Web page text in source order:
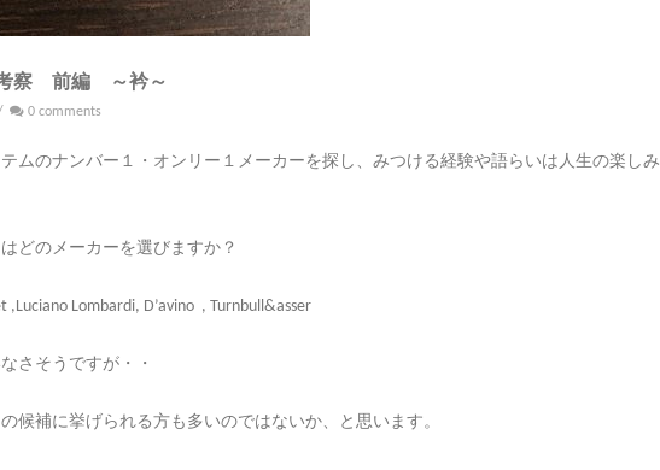
考察 前編 ～衿～
0 comments
ムのナンバー１・オンリー１メーカーを探し、みつける経験や語らいは人生の楽しみ
どのメーカーを選びますか？
Lombardi, D’avino , Turnbull&asser
さそうですが・・
候補に挙げられる方も多いのではないか、と思います。